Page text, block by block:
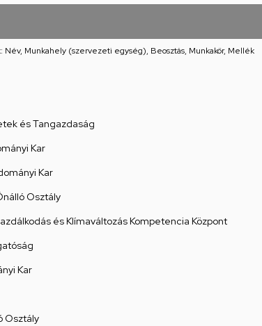
Név, Munkahely (szervezeti egység), Beosztás, Munkakör, Mellék
és Tangazdaság
Kar
Kar
Osztály
és Klímaváltozás Kompetencia Központ
Kar
Osztály